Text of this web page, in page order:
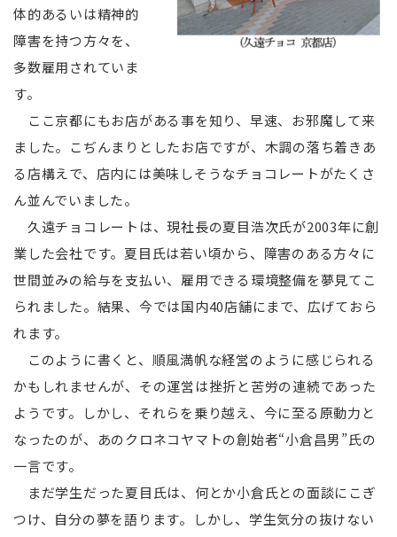
体的あるいは精神的
障害を持つ方々を、
多数雇用されていま
す。
ここ京都にもお店がある事を知り、早速、お邪魔して来
ました。こぢんまりとしたお店ですが、木調の落ち着きあ
る店構えで、店内には美味しそうなチョコレートがたくさ
ん並んでいました。
久遠チョコレートは、現社長の夏目浩次氏が2003年に創
業した会社です。夏目氏は若い頃から、障害のある方々に
世間並みの給与を支払い、雇用できる環境整備を夢見てこ
られました。結果、今では国内40店舗にまで、広げておら
れます。
このように書くと、順風満帆な経営のように感じられる
かもしれませんが、その運営は挫折と苦労の連続であった
ようです。しかし、それらを乗り越え、今に至る原動力と
なったのが、あのクロネコヤマトの創始者“小倉昌男”氏の
一言です。
まだ学生だった夏目氏は、何とか小倉氏との面談にこぎ
つけ、自分の夢を語ります。しかし、学生気分の抜けない